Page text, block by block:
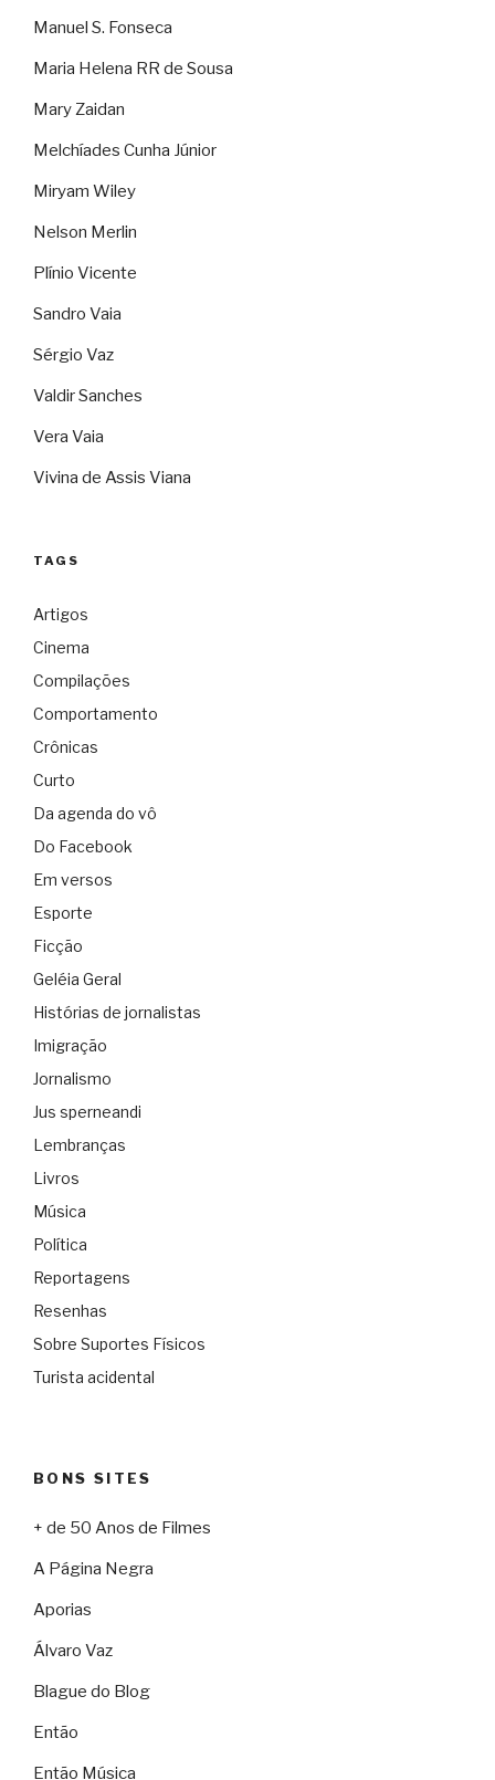
Manuel S. Fonseca
Maria Helena RR de Sousa
Mary Zaidan
Melchíades Cunha Júnior
Miryam Wiley
Nelson Merlin
Plínio Vicente
Sandro Vaia
Sérgio Vaz
Valdir Sanches
Vera Vaia
Vivina de Assis Viana
TAGS
Artigos
Cinema
Compilações
Comportamento
Crônicas
Curto
Da agenda do vô
Do Facebook
Em versos
Esporte
Ficção
Geléia Geral
Histórias de jornalistas
Imigração
Jornalismo
Jus sperneandi
Lembranças
Livros
Música
Política
Reportagens
Resenhas
Sobre Suportes Físicos
Turista acidental
BONS SITES
+ de 50 Anos de Filmes
A Página Negra
Aporias
Álvaro Vaz
Blague do Blog
Então
Então Música